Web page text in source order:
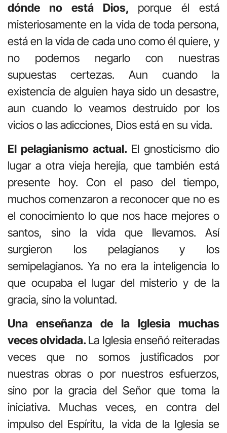
dónde no está Dios, porque él está
misteriosamente en la vida de toda persona,
está en la vida de cada uno como él quiere, y
no podemos negarlo con nuestras
supuestas certezas. Aun cuando la
existencia de alguien haya sido un desastre,
aun cuando lo veamos destruido por los
vicios o las adicciones, Dios está en su vida.
El pelagianismo actual. El gnosticismo dio
lugar a otra vieja herejía, que también está
presente hoy. Con el paso del tiempo,
muchos comenzaron a reconocer que no es
el conocimiento lo que nos hace mejores o
santos, sino la vida que llevamos. Así
surgieron los pelagianos y los
semipelagianos. Ya no era la inteligencia lo
que ocupaba el lugar del misterio y de la
gracia, sino la voluntad.
Una enseñanza de la Iglesia muchas
veces olvidada.La Iglesia enseñó reiteradas
veces que no somos justificados por
nuestras obras o por nuestros esfuerzos,
sino por la gracia del Señor que toma la
iniciativa. Muchas veces, en contra del
impulso del Espíritu, la vida de la Iglesia se